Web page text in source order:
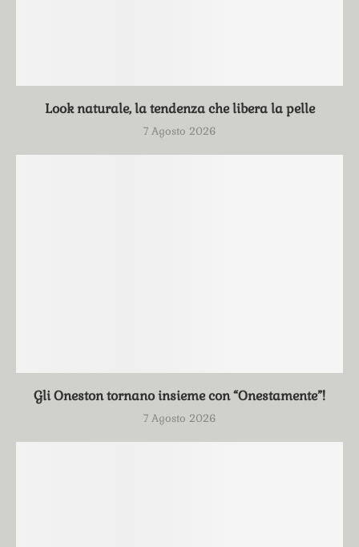
Look naturale, la tendenza che libera la pelle
7 Agosto 2026
Gli Oneston tornano insieme con “Onestamente”!
7 Agosto 2026